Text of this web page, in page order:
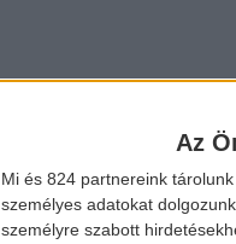
Az
Mi és 824 partnereink
személyes adatokat
személyre szabott